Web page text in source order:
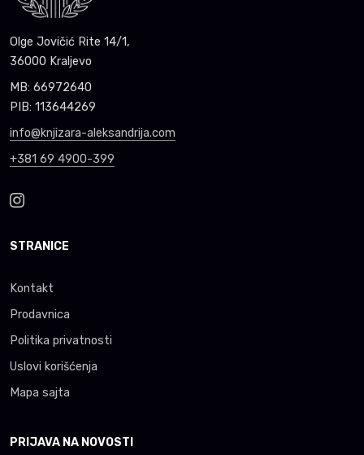
Olge Jovičić Rite 14/1,
36000 Kraljevo
MB: 66972640
PIB: 113644269
info@knjizara-aleksandrija.com
+381 69 4900-399
STRANICE
Kontakt
Prodavnica
Politika privatnosti
Uslovi korišćenja
Mapa sajta
PRIJAVA NA NOVOSTI